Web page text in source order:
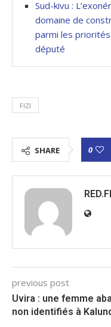
Sud-kivu :
domaine de
parmi les priorités
député
FIZI
SHARE 0
previous post
Uvira : une femme
non identifiés à